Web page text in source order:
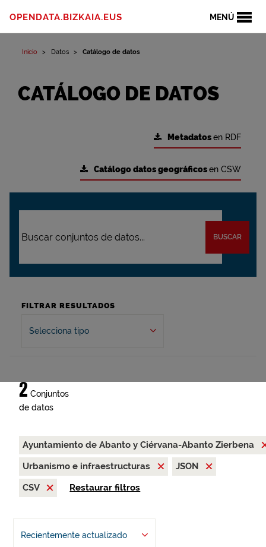
MENÚ
OPENDATA.BIZKAIA.EUS
Inicio Datos Catálogo de datos
CATÁLOGO DE DATOS
Metadatosen RDF
Catálogo datos geográficosen CSW
BUSCAR
FILTRAR RESULTADOS
Selecciona tipo
2 Conjuntos
de datos
Ayuntamiento de Abanto y Ciérvana-Abanto Zierbena
Urbanismo e infraestructuras
JSON
CSV
Restaurar filtros
Recientemente actualizado